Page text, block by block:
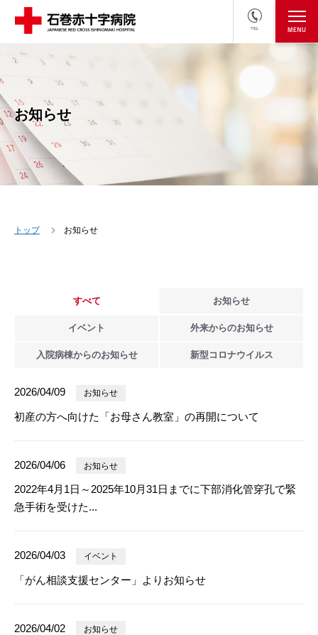
TEL
医療関係者の方
お知らせ
トップ お知らせ
すべて お知らせ
イベント 外来からのお知らせ
入院病棟からのお知らせ 新型 コロナウイルス
2026/04/09 お知らせ
初産の方へ向けた「お母さん教室」の再開について
2026/04/06 お知らせ
2022年4月1日～2025年10月31日までに下部消化管穿孔で緊
急手術を受けた...
2026/04/03 イベント
「がん相談支援センター」よりお知らせ
2026/04/02 お知らせ